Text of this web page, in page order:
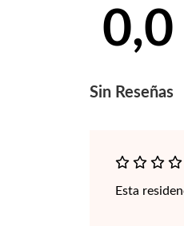
0,0
Sin Reseñas
Esta